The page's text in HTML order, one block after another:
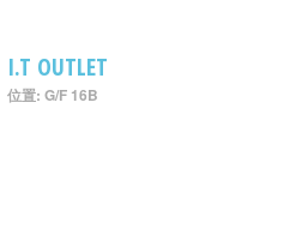
I.T OUTLET
位置: G/F 16B